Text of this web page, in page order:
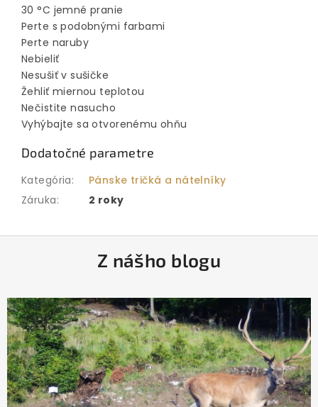
30 °C jemné pranie
Perte s podobnými farbami
Perte naruby
Nebieliť
Nesušiť v sušičke
Žehliť miernou teplotou
Nečistite nasucho
Vyhýbajte sa otvorenému ohňu
Dodatočné parametre
Kategória:
Pánske tričká a nátelníky
Záruka: 2 roky
ä
e
Z nášho blogu